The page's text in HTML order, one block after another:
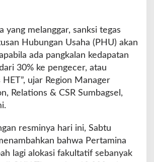
yang melanggar, sanksi tegas
Hubungan Usaha (PHU) akan
ada pangkalan kedapatan
30% ke pengecer, atau
ujar Region Manager
Relations & CSR Sumbagsel,
resminya hari ini, Sabtu
bahwa Pertamina
lagi alokasi fakultatif sebanyak